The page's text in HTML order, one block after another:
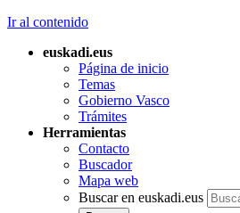
Ir al contenido
euskadi.eus
Página de inicio
Temas
Gobierno Vasco
Trámites
Herramientas
Contacto
Buscador
Mapa web
Buscar en euskadi.eus